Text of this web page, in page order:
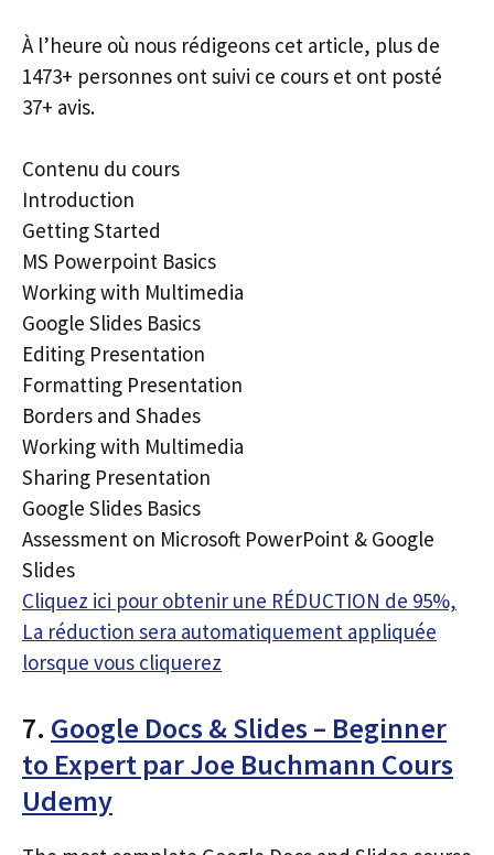
À l’heure où nous rédigeons cet article, plus de
1473+ personnes ont suivi ce cours et ont posté
37+ avis.
Contenu du cours
Introduction
Getting Started
MS Powerpoint Basics
Working with Multimedia
Google Slides Basics
Editing Presentation
Formatting Presentation
Borders and Shades
Working with Multimedia
Sharing Presentation
Google Slides Basics
Assessment on Microsoft PowerPoint & Google
Slides
Cliquez ici pour obtenir une RÉDUCTION de 95%,
La réduction sera automatiquement appliquée
lorsque vous cliquerez
7. Google Docs & Slides – Beginner
to Expert par Joe Buchmann Cours
Udemy